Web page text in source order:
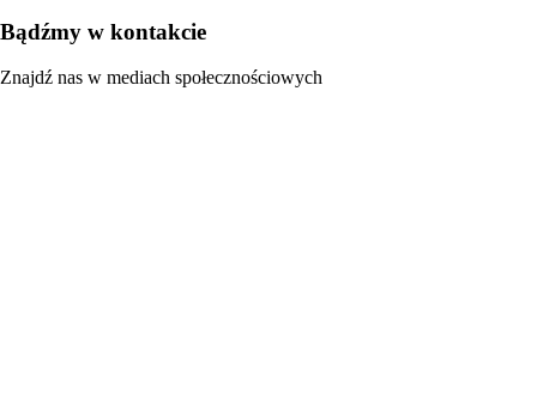
Bądźmy w kontakcie
Znajdź nas w mediach społecznościowych